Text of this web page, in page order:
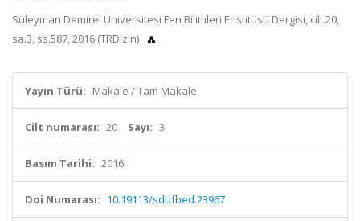
Süleyman Demirel Üniversitesi Fen Bilimleri Enstitüsü Dergisi, cilt.20,
sa.3, ss.587, 2016 (TRDizin)
Yayın Türü: Makale / Tam Makale
Cilt numarası: 20 Sayı: 3
Basım Tarihi: 2016
Doi Numarası: 10.19113/sdufbed.23967